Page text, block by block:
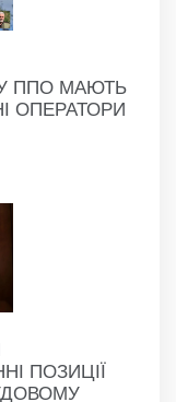
ППО МАЮТЬ
ОПЕРАТОРИ
ПОЗИЦІЇ